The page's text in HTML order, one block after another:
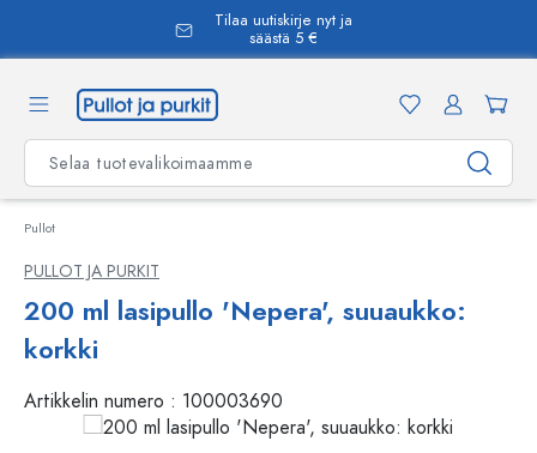
Tilaa uutiskirje nyt ja
säästä 5 €
Pullot
PULLOT JA PURKIT
200 ml lasipullo 'Nepera', suuaukko:
korkki
Artikkelin numero : 100003690